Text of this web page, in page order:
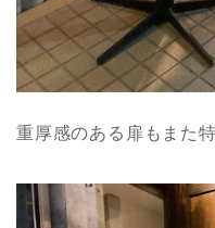
重厚感のある扉もまた